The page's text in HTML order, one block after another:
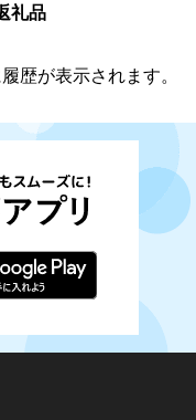
礼品
歴が表示されます。